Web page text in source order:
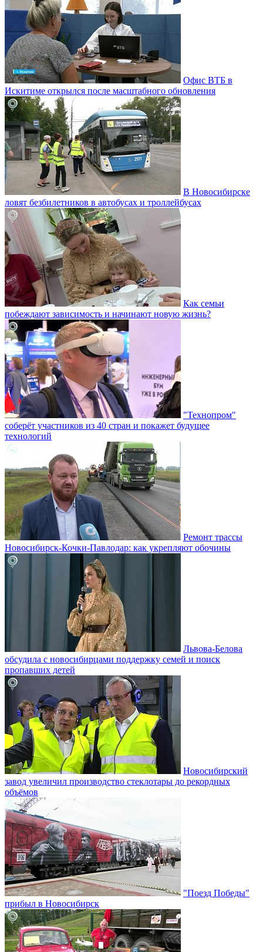
Офис ВТБ в
Искитиме открылся после масштабного обновления
В Новосибирске
ловят безбилетников в автобусах и троллейбусах
Как семьи
побеждают зависимость и начинают новую жизнь?
"Технопром"
соберёт участников из 40 стран и покажет будущее
технологий
Ремонт трассы
Новосибирск-Кочки-Павлодар: как укрепляют обочины
Львова-Белова
обсудила с новосибирцами поддержку семей и поиск
пропавших детей
Новосибирский
завод увеличил производство стеклотары до рекордных
объёмов
"Поезд Победы"
прибыл в Новосибирск